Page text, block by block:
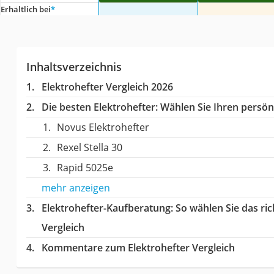
Erhältlich bei*
Inhaltsverzeichnis
Elektrohefter Vergleich 2026
Die besten Elektrohefter:Wählen Sie Ihren
Novus Elektrohefter
Rexel Stella 30
Rapid 5025e
mehr anzeigen
Elektrohefter-Kaufberatung: So wählen Sie das
Vergleich
Kommentare zum Elektrohefter Vergleich